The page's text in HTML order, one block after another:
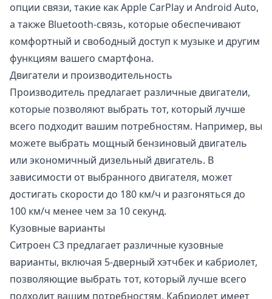
опции связи, такие как Apple CarPlay и Android Auto,
а также Bluetooth-связь, которые обеспечивают
комфортный и свободный доступ к музыке и другим
функциям вашего смартфона.
Двигатели и производительность
Производитель предлагает различные двигатели,
которые позволяют выбрать тот, который лучше
всего подходит вашим потребностям. Например, вы
можете выбрать мощный бензиновый двигатель
или экономичный дизельный двигатель. В
зависимости от выбранного двигателя, может
достигать скорости до 180 км/ч и разгоняться до
100 км/ч менее чем за 10 секунд.
Кузовные варианты
Ситроен С3 предлагает различные кузовные
варианты, включая 5-дверный хэтчбек и кабриолет,
позволяющие выбрать тот, который лучше всего
подходит вашим потребностям. Кабриолет имеет